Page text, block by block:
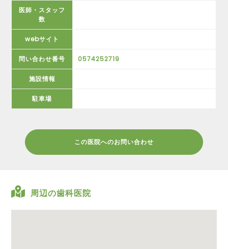
医師・スタッフ
数
webサイト
問い合わせ番号 0574252719
施設情報
駐車場
この医院へのお問い合わせ
周辺の歯科医院